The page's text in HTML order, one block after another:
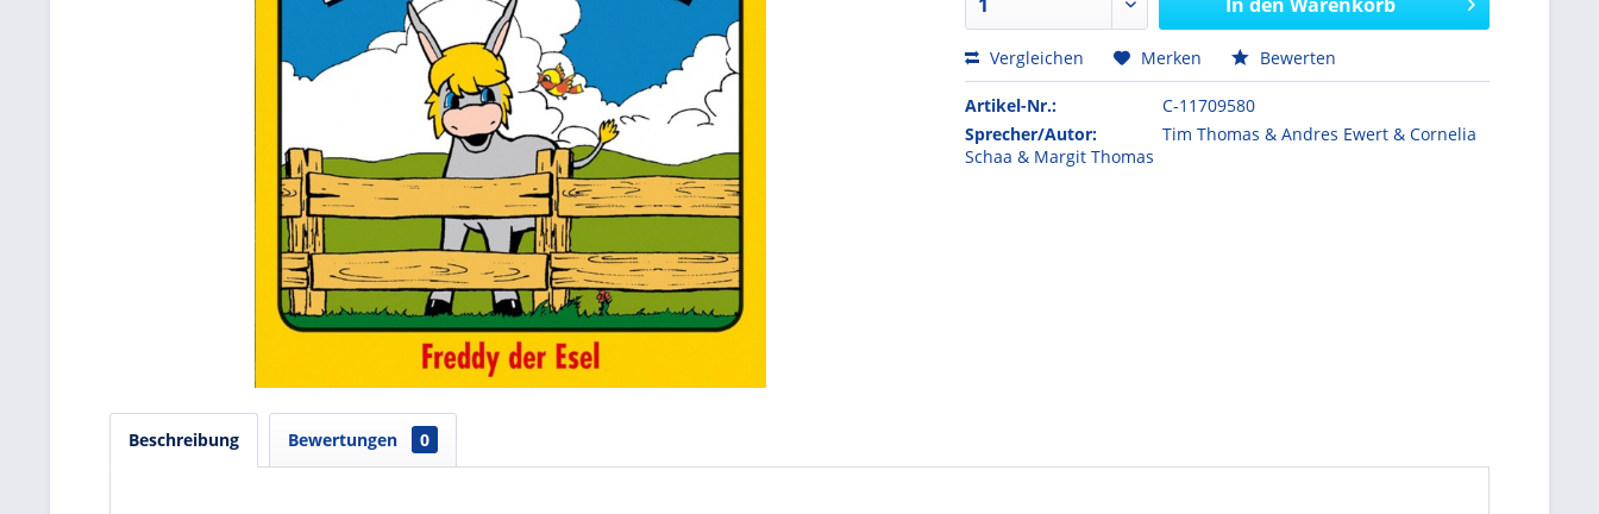
Vergleichen Merken Bewerten
Artikel-Nr.:
C-11709580
Sprecher/Autor:
Tim Thomas & Andres Ewert & Cornelia
Schaa & Margit Thomas
Beschreibung Bewertungen 0